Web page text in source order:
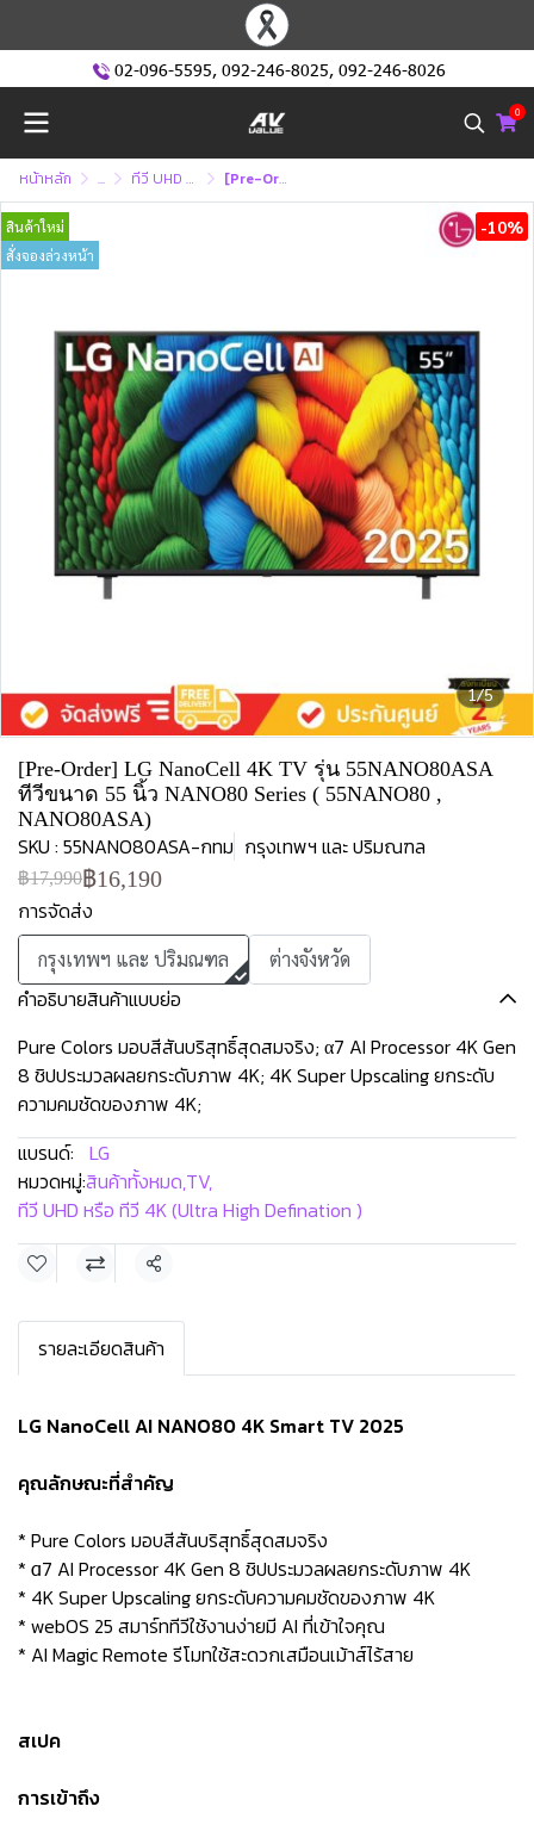
02-096-5595, 092-246-8025, 092-246-8026
0
หน้าหลัก ... ทีวี UHD หรือ ทีวี 4K (Ultra High Defination ) [Pre-Order] LG NanoCell 4K TV รุ่น 55NANO80ASA ทีวีขนาด 55 นิ้ว NANO80 Series ( 55NANO80 , NANO80ASA)
1/5
สินค้าใหม่
สั่งจองล่วงหน้า
-10%
[Pre-Order] LG NanoCell 4K TV รุ่น 55NANO80ASA
ทีวีขนาด 55 นิ้ว NANO80 Series ( 55NANO80 ,
NANO80ASA)
SKU : 55NANO80ASA-กทม กรุงเทพฯ และ ปริมณฑล
฿17,990฿16,190
การจัดส่ง
กรุงเทพฯ และ ปริมณฑล ต่างจังหวัด
คำอธิบายสินค้าแบบย่อ
Pure Colors มอบสีสันบริสุทธิ์สุดสมจริง; α7 AI Processor 4K Gen
8 ชิปประมวลผลยกระดับภาพ 4K; 4K Super Upscaling ยกระดับ
ความคมชัดของภาพ 4K;
แบรนด์: LG
หมวดหมู่:สินค้าทั้งหมด,TV,
ทีวี UHD หรือ ทีวี 4K (Ultra High Defination )
แชร์
รายละเอียดสินค้า
LG NanoCell AI NANO80 4K Smart TV 2025
คุณลักษณะที่สำคัญ
* Pure Colors มอบสีสันบริสุทธิ์สุดสมจริง
* α7 AI Processor 4K Gen 8 ชิปประมวลผลยกระดับภาพ 4K
* 4K Super Upscaling ยกระดับความคมชัดของภาพ 4K
* webOS 25 สมาร์ททีวีใช้งานง่ายมี AI ที่เข้าใจคุณ
* AI Magic Remote รีโมทใช้สะดวกเสมือนเม้าส์ไร้สาย
สเปค
การเข้าถึง